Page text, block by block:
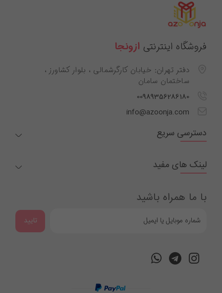
فروشگاه اینترنتی ازونجا
دفتر تهران: خیابان کارگرشمالی ، بلوار کشاورز ،
ساختمان سامان
00989356286180
info@azoonja.com
دسترسی سریع
لینک های مفید
با ما همراه باشید
تایید